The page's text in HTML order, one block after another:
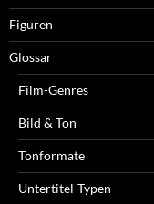
Figuren
Glossar
Film-Genres
Bild & Ton
Tonformate
Untertitel-Typen